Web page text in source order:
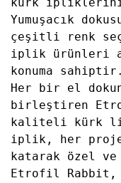
kürk
Yumuşacık
çeşitli renk
iplik ürünleri
konuma sahiptir.
Her bir el
birleştiren
kaliteli kürk
iplik, her
katarak özel
Etrofil